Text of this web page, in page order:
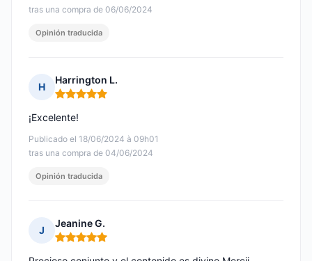
tras una compra de 06/06/2024
Opinión traducida
H
Harrington L.
Nota: 5 de 5
Publicado el 18/06/2024 à 09h01
tras una compra de 04/06/2024
¡Excelente!
Opinión traducida
J
Jeanine G.
Nota: 5 de 5